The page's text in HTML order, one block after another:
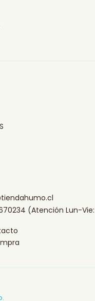
(Atención Lun-Vie: